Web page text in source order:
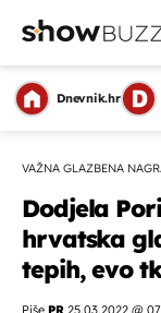
Dnevnik.hr
VAŽNA GLAZBENA
Dodjela
hrvatska
tepih, evo
Piše PR,25.03.2022 @